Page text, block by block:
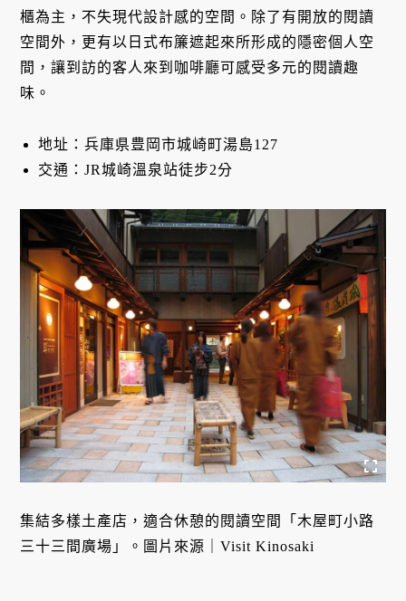
櫃為主，不失現代設計感的空間。除了有開放的閱讀
空間外，更有以日式布簾遮起來所形成的隱密個人空
間，讓到訪的客人來到咖啡廳可感受多元的閱讀趣
味。
地址：兵庫県豊岡市城崎町湯島127
交通：JR城崎溫泉站徒步2分
集結多樣土產店，適合休憩的閱讀空間「木屋町小路
三十三間廣場」。圖片來源｜Visit Kinosaki